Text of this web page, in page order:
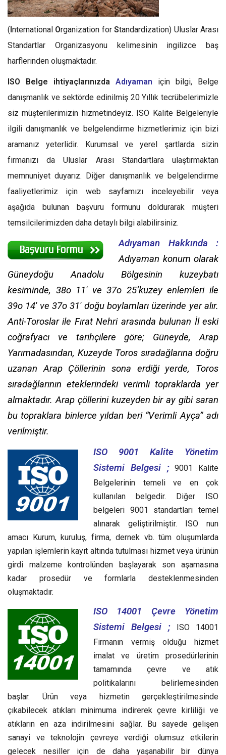
( nternational Organization forStandardization) Uluslar Arası
Standartlar Organizasyonu kelimesinin ingilizce baş
harflerinden oluşmaktadır.
ISO Belge ihtiyaçlarınızda Adıyaman için bilgi, Belge
danışmanlık ve sektörde edinilmiş 20 Yıllık tecrübelerimizle
siz müşterilerimizin hizmetindeyiz. ISO Kalite Belgeleriyle
ilgili danışmanlık ve belgelendirme hizmetlerimiz için bizi
aramanız yeterlidir. Kurumsal ve yerel şartlarda sizin
firmanızı da Uluslar Arası Standartlara ulaştırmaktan
memnuniyet duyarız. Diğer danışmanlık ve belgelendirme
faaliyetlerimiz için web sayfamızı inceleyebilir veya
aşağıda bulunan başvuru formunu doldurarak müşteri
temsilcilerimizden daha detaylı bilgi alabilirsiniz.
Adıyaman Hakkında :
Adıyaman konum olarak
Güneydoğu Anadolu Bölgesinin kuzeybatı
kesiminde, 38o 11′ ve 37o 25’kuzey enlemleri ile
39o 14′ ve 37o 31′ doğu boylamları üzerinde yer alır.
Anti-Toroslar ile Fırat Nehri arasında bulunan İl eski
coğrafyacı ve tarihçilere göre; Güneyde, Arap
Yarımadasından, Kuzeyde Toros sıradağlarına doğru
uzanan Arap Çöllerinin sona erdiği yerde, Toros
sıradağlarının eteklerindeki verimli topraklarda yer
almaktadır. Arap çöllerini kuzeyden bir ay gibi saran
bu topraklara binlerce yıldan beri “Verimli Ayça” adı
verilmiştir.
ISO 9001 Kalite Yönetim
Sistemi Belgesi ;9001 Kalite
Belgelerinin temeli ve en çok
kullanılan belgedir. Diğer ISO
belgeleri 9001 standartları temel
alınarak geliştirilmiştir. ISO nun
amacı Kurum, kuruluş, firma, dernek vb. tüm oluşumlarda
yapılan işlemlerin kayıt altında tutulması hizmet veya ürünün
girdi malzeme kontrolünden başlayarak son aşamasına
kadar prosedür ve formlarla desteklenmesinden
oluşmaktadır.
ISO 14001 Çevre Yönetim
Sistemi Belgesi ;
ISO 14001
Firmanın vermiş olduğu hizmet
imalat ve üretim prosedürlerinin
tamamında çevre ve atık
politikalarını belirlemesinden
başlar. Ürün veya hizmetin gerçekleştirilmesinde
çıkabilecek atıkları minimuma indirerek çevre kirliliği ve
atıkların en aza indirilmesini sağlar. Bu sayede gelişen
sanayi ve teknolojin çevreye verdiği olumsuz etkilerin
gelecek nesiller için de daha yaşanabilir bir dünya